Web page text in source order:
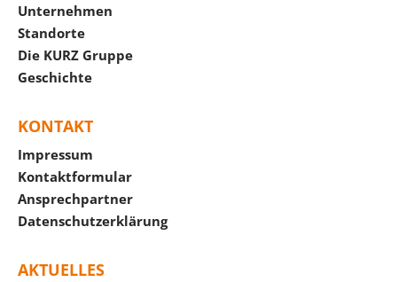
Unternehmen
Standorte
Die KURZ Gruppe
Geschichte
KONTAKT
Impressum
Kontaktformular
Ansprechpartner
Datenschutzerklärung
AKTUELLES